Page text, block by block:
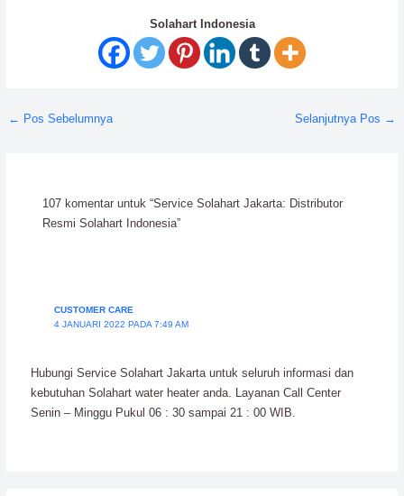
Solahart Indonesia
← Pos Sebelumnya Selanjutnya Pos →
107 komentar untuk “Service Solahart Jakarta: Distributor
Resmi Solahart Indonesia”
CUSTOMER CARE
4 JANUARI 2022 PADA 7:49 AM
Hubungi Service Solahart Jakarta untuk seluruh informasi dan
kebutuhan Solahart water heater anda. Layanan Call Center
Senin – Minggu Pukul 06 : 30 sampai 21 : 00 WIB.